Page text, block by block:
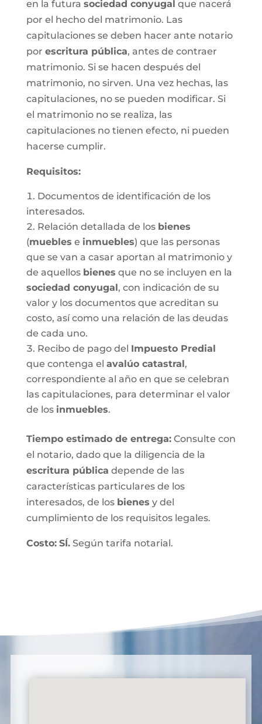
en la futura sociedad conyugal que nacerá
por el hecho del matrimonio. Las
capitulaciones se deben hacer ante notario
por escritura pública, antes de contraer
matrimonio. Si se hacen después del
matrimonio, no sirven. Una vez hechas, las
capitulaciones, no se pueden modificar. Si
el matrimonio no se realiza, las
capitulaciones no tienen efecto, ni pueden
hacerse cumplir.
Requisitos:
Documentos de identificación de los
interesados.
Relación detallada de los bienes
(muebles e inmuebles) que las personas
que se van a casar aportan al matrimonio y
de aquellos bienes que no se incluyen en la
sociedad conyugal, con indicación de su
valor y los documentos que acreditan su
costo, así como una relación de las deudas
de cada uno.
Recibo de pago del Impuesto Predial
que contenga el avalúo catastral,
correspondiente al año en que se celebran
las capitulaciones, para determinar el valor
de los inmuebles.
Tiempo estimado de entrega:Consulte con
el notario, dado que la diligencia de la
escritura pública depende de las
características particulares de los
interesados, de los bienes y del
cumplimiento de los requisitos legales.
Costo: SÍ.Según tarifa notarial.